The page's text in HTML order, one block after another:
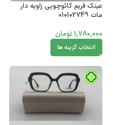
عینک فریم کائوچویی زاویه دار
مات 010102749
1,780,000تومان
انتخاب گزینه ها